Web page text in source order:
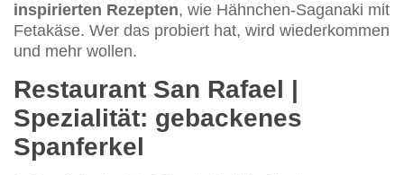
inspirierten Rezepten, wie Hähnchen-Saganaki mit
Fetakäse. Wer das probiert hat, wird wiederkommen
und mehr wollen.
Restaurant San Rafael |
Spezialität: gebackenes
Spanferkel